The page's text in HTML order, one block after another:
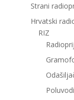
Strani
Hrvatski
RIZ